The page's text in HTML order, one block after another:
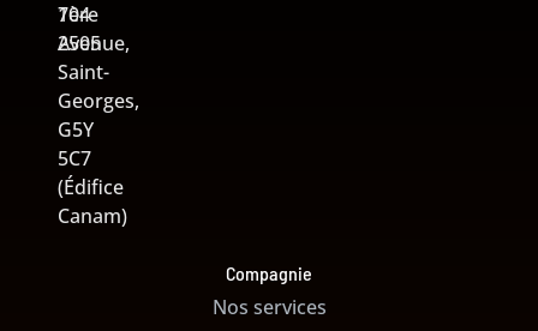
1ère
Avenue,
Saint-
Georges,
G5Y
5C7
(Édifice
Canam)
704-
2505
Compagnie
Nos services